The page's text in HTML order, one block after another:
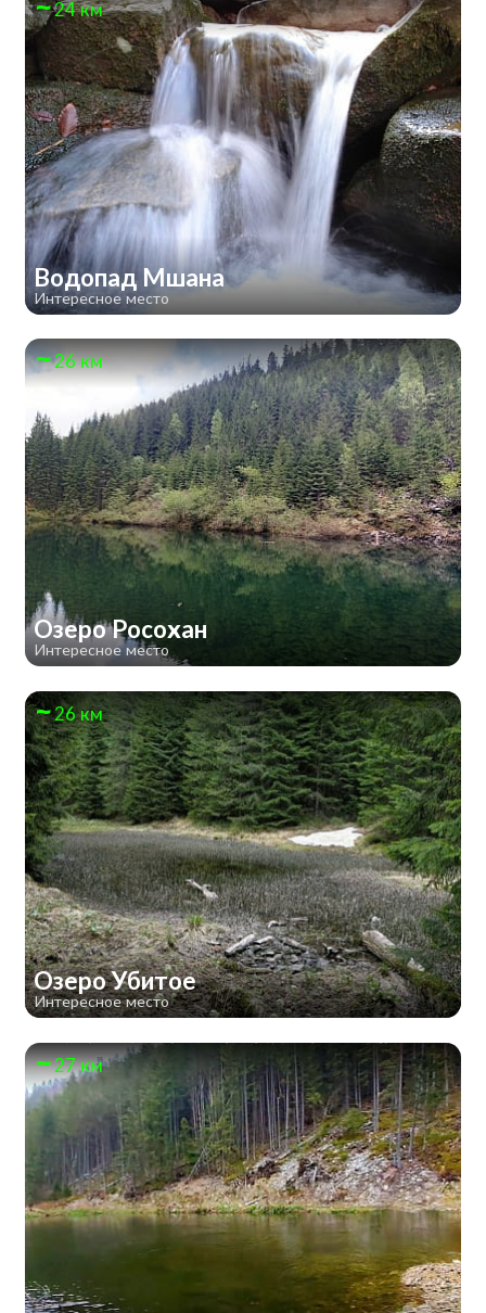
24 км
Водопад Мшана
Интересное место
26 км
Озеро Росохан
Интересное место
26 км
Озеро Убитое
Интересное место
27 км